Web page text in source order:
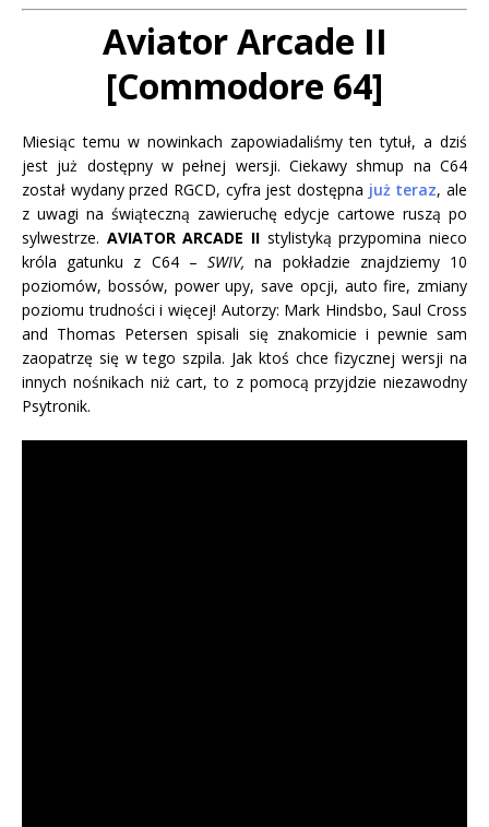
Aviator Arcade II
[Commodore 64]
Miesiąc temu w nowinkach zapowiadaliśmy ten tytuł, a dziś
jest już dostępny w pełnej wersji. Ciekawy shmup na C64
został wydany przed RGCD, cyfra jest dostępna już teraz, ale
z uwagi na świąteczną zawieruchę edycje cartowe ruszą po
sylwestrze. AVIATOR ARCADE II stylistyką przypomina nieco
króla gatunku z C64 –SWIV, na pokładzie znajdziemy 10
poziomów, bossów, power upy, save opcji, auto fire, zmiany
poziomu trudności i więcej! Autorzy: Mark Hindsbo, Saul Cross
and Thomas Petersen spisali się znakomicie i pewnie sam
zaopatrzę się w tego szpila. Jak ktoś chce fizycznej wersji na
innych nośnikach niż cart, to z pomocą przyjdzie niezawodny
Psytronik.